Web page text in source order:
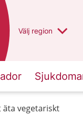
Du har valt region
Välj en annan
region
äta vegetariskt